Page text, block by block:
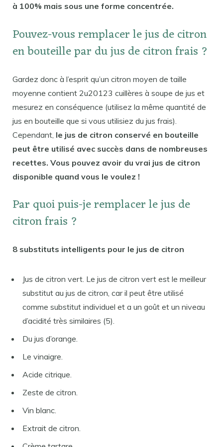
à 100% mais sous une forme concentrée.
Pouvez-vous remplacer le jus de citron
en bouteille par du jus de citron frais ?
Gardez donc à l’esprit qu’un citron moyen de taille
moyenne contient 2u20123 cuillères à soupe de jus et
mesurez en conséquence (utilisez la même quantité de
jus en bouteille que si vous utilisiez du jus frais).
Cependant, le jus de citron conservé en bouteille
peut être utilisé avec succès dans de nombreuses
recettes. Vous pouvez avoir du vrai jus de citron
disponible quand vous le voulez !
Par quoi puis-je remplacer le jus de
citron frais ?
8 substituts intelligents pour le jus de citron
Jus de citron vert. Le jus de citron vert est le meilleur
substitut au jus de citron, car il peut être utilisé
comme substitut individuel et a un goût et un niveau
d’acidité très similaires (5).
Du jus d’orange.
Le vinaigre.
Acide citrique.
Zeste de citron.
Vin blanc.
Extrait de citron.